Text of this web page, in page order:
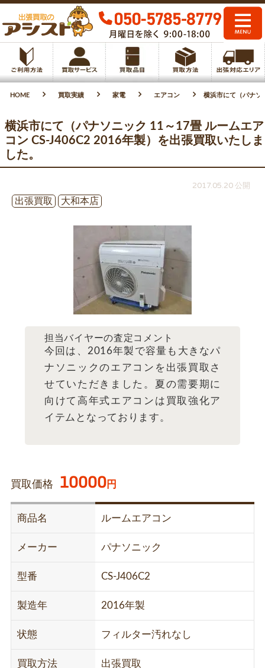
HOME 買取実績 家電 エアコン 横浜市にて（パナソ
横浜市にて（パナソニック 11～17畳 ルームエア
コン CS-J406C2 2016年製）を出張買取いたしま
した。
2017.05.20 公開
出張買取
大和本店
担当バイヤーの査定コメント
今回は、2016年製で容量も大きなパ
ナソニックのエアコンを出張買取さ
せていただきました。夏の需要期に
向けて高年式エアコンは買取強化ア
イテムとなっております。
買取価格 10000円
商品名 ルームエアコン
メーカー パナソニック
型番 CS-J406C2
製造年 2016年製
状態 フィルター汚れなし
買取方法 出張買取